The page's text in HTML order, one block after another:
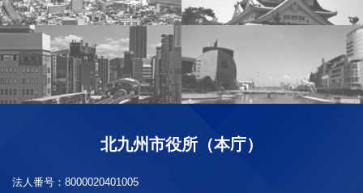
北九州市役所（本庁）
法人番号： 8000020401005